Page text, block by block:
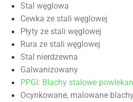
Stal węglowa
Cewka ze stali węglowej
Płyty ze stali węglowej
Rura ze stali węglowej
Stal nierdzewna
Galwanizowany
PPGI: Blachy stalowe
Ocynkowane, malowane